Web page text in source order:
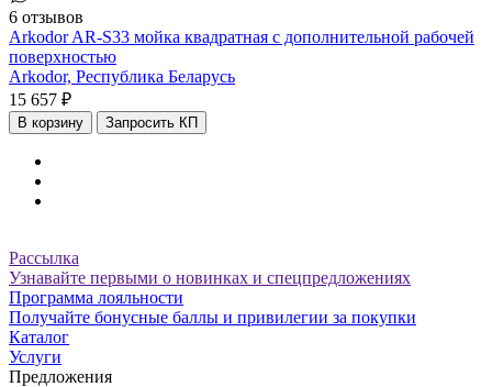
6 отзывов
Arkodor AR-S33 мойка квадратная с дополнительной рабочей
поверхностью
Arkodor, Республика Беларусь
15 657 ₽
В корзину Запросить КП
Рассылка
Узнавайте первыми о новинках и спецпредложениях
Программа лояльности
Получайте бонусные баллы и привилегии за покупки
Каталог
Услуги
Предложения